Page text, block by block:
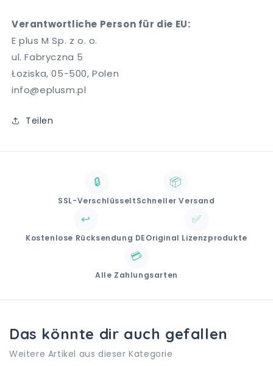
Verantwortliche Person für die EU:
E plus M Sp. z o. o.
ul. Fabryczna 5
Łoziska, 05-500, Polen
info@eplusm.pl
Teilen
🔒
SSL-Verschlüsselt
📦
Schneller Versand
↩️
Kostenlose Rücksendung DE
✅
Original Lizenzprodukte
💳
Alle Zahlungsarten
Das könnte dir auch gefallen
Weitere Artikel aus dieser Kategorie